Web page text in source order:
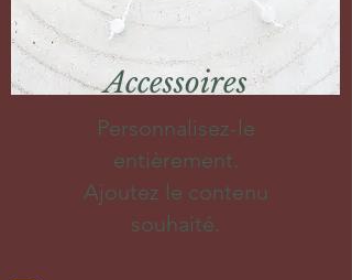
Accessoires
Personnalisez-le
entièrement.
Ajoutez le contenu
souhaité.